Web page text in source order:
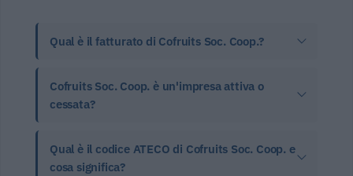
Qual è il fatturato di Cofruits Soc. Coop.?
Cofruits Soc. Coop. è un'impresa attiva o
cessata?
Qual è il codice ATECO di Cofruits Soc. Coop. e
cosa significa?